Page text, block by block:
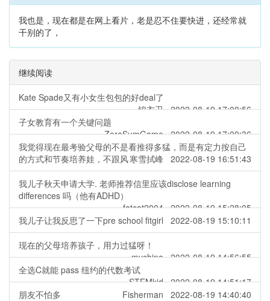
我也是，现在都是在网上看片，老是忍不住要快进，还经常就
干别的了，
继续阅读
Kate Spade又有小女生包包的好deal了
锦衣卫 2022-08-19 17:00:56
子女教育有一个关键问题
ZeroSumGame 2022-08-19 17:00:36
我觉得现在最考验父母的不是看推得多猛，而是有定力按自己
的方式和节奏培养娃，不跟风寒雪拭峰 2022-08-19 16:51:43
我儿子秋天申请大学. 老师推荐信里应该disclose learning
differences 吗（他有ADHD）
fatcat2004 2022-08-19 15:28:05
我儿子让我反思了一下pre school fitgirl 2022-08-19 15:10:11
现在的父母培养孩子，用力过猛呀！
mychina 2022-08-19 14:56:55
全选C就能 pass 纽约的代数考试
STEMkid 2022-08-19 14:51:17
朋友不怕多
Fisherman 2022-08-19 14:40:40